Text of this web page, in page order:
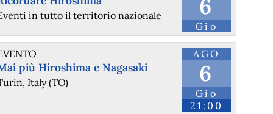
6
Gio
in tutto il territorio nazionale
AGO
6
Gio
21:00
più Hiroshima e Nagasaki
Italy (TO)